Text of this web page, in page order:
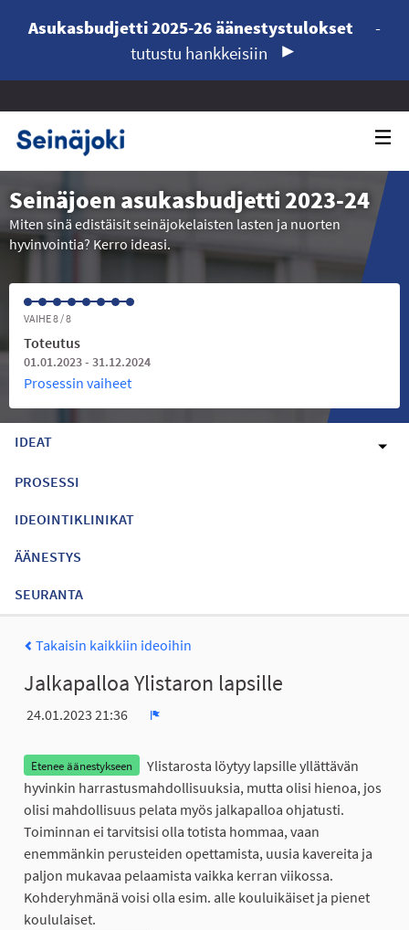
Asukasbudjetti 2025-26 äänestystulokset
-
tutustu hankkeisiin
Seinäjoen asukasbudjetti 2023-24
Miten sinä edistäisit seinäjokelaisten lasten ja nuorten
hyvinvointia? Kerro ideasi.
VAIHE 8 / 8
Toteutus
01.01.2023 - 31.12.2024
Prosessin vaiheet
IDEAT
PROSESSI
IDEOINTIKLINIKAT
ÄÄNESTYS
SEURANTA
Takaisin kaikkiin ideoihin
Jalkapalloa Ylistaron lapsille
24.01.2023 21:36
Etenee äänestykseen
Ylistarosta löytyy lapsille yllättävän
hyvinkin harrastusmahdollisuuksia, mutta olisi hienoa, jos
olisi mahdollisuus pelata myös jalkapalloa ohjatusti.
Toiminnan ei tarvitsisi olla totista hommaa, vaan
enemmänkin perusteiden opettamista, uusia kavereita ja
paljon mukavaa pelaamista vaikka kerran viikossa.
Kohderyhmänä voisi olla esim. alle kouluikäiset ja pienet
koululaiset.